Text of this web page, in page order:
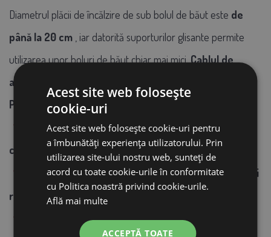
Diametrul plăcii de încălzire de sub bolul de băut este de
până la 20 cm , iar datorită suporturilor glisante permite
utilizarea unor boluri de băut chiar mai mici.Cablul de
alimentare are o lungime de 2,2 metri.
Parametri tehnici:
pentru un bol de băut cu diametrul maxim de 20
cm (de exemplu, un bol de băut cu baionetă de 1,5 l)
caracteristici suplimentare: diametrul suportului
reglabil
ambalaj: 1 buc. într-o cutie
Acest site web folosește
cookie-uri
Acest site web folosește cookie-uri pentru
a îmbunătăți experiența utilizatorului. Prin
utilizarea site-ului nostru web, sunteți de
acord cu toate cookie-urile în conformitate
cu Politica noastră privind cookie-urile.
Află mai multe
ACCEPTĂ TOATE